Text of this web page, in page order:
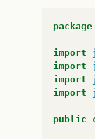
button
frame .
frame
package
import
import
import
import
public